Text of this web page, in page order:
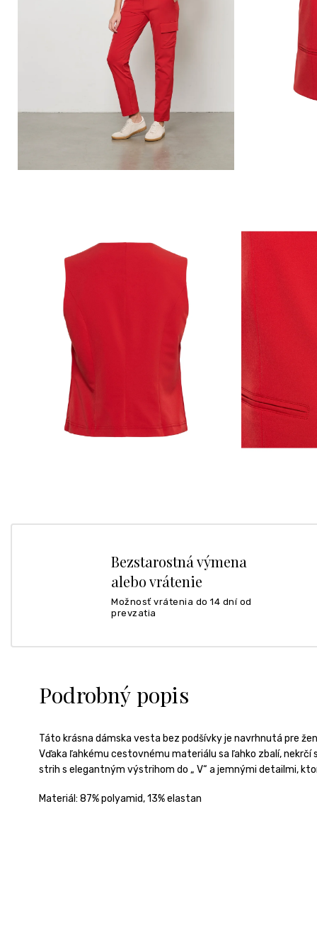
Bezstarostná výmena
alebo vrátenie
Možnosť vrátenia do 14 dní od
prevzatia
Podrobný popis
Táto krásna dámska vesta bez podšívkyje navrhnutá pre
Vďaka ľahkému cestovnému materiálu sa ľahko zbalí,nekrčí
strih s elegantným výstrihom do „ V“ a jemnými detailmi,
Materiál: 87% polyamid, 13% elastan